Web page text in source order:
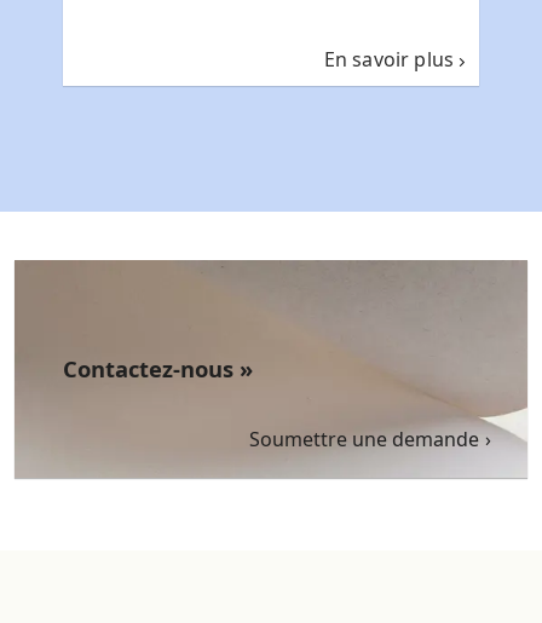
En savoir plus
Contactez-nous »
Soumettre une demande